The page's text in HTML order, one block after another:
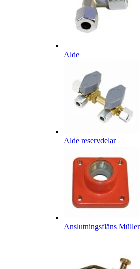
Alde
Alde reservdelar
Anslutningsfläns Müller